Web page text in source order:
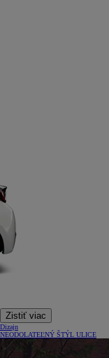
Zistiť viac
Dizajn
NEODOLATEĽNÝ ŠTÝL ULICE